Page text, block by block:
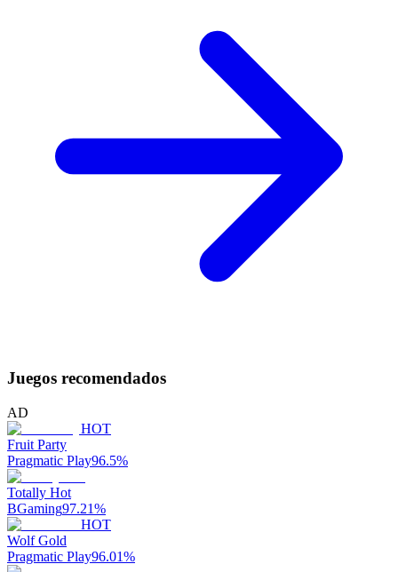
Juegos recomendados
AD
HOT
Fruit Party
Pragmatic Play96.5%
Totally Hot
BGaming97.21%
HOT
Wolf Gold
Pragmatic Play96.01%